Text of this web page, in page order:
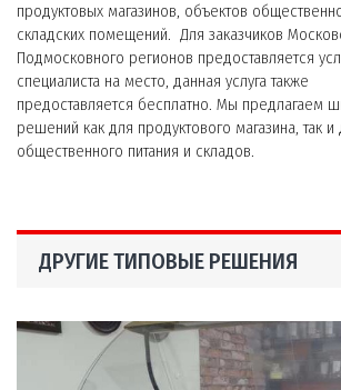
продуктовых магазинов, объектов
складских помещений. Для заказчиков
Подмосковного регионов предоставляется
специалиста на место, данная услуга также
предоставляется бесплатно. Мы предлагаем
решений как для продуктового магазина, так и
общественного питания и складов.
ДРУГИЕ ТИПОВЫЕ РЕШЕНИЯ